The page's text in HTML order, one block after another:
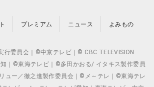
プレミアム ニュース よみもの
行委員会｜©中京テレビ｜© CBC TELEVISION
｜©東海テレビ｜©多田かおる/ イタキス製作委員
ュー／徹之進製作委員会｜©メ～テレ｜©東海テレ